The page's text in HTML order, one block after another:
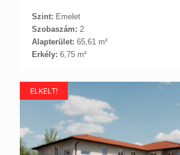
Szint: Emelet
Szobaszám: 2
Alapterület: 65,61 m²
Erkély: 6,75 m²
ELKELT!